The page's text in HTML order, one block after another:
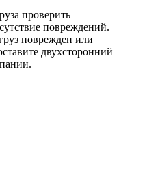
проверить
повреждений.
поврежден или
двухсторонний